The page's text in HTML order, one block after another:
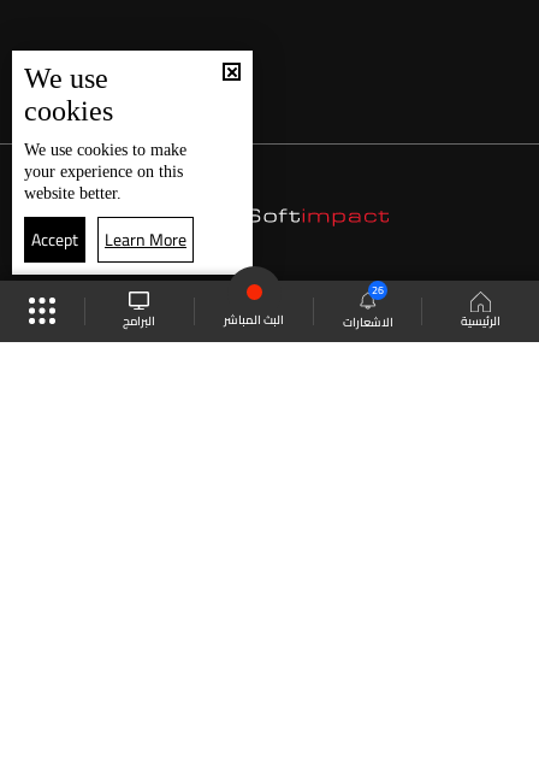
الرئيسية الاشعارات
26
البث المباشر البرامج
We use
cookies
We use cookies to make
your experience on this
website better.
Accept Learn More
موقع البرامج الجدول البث المباشر